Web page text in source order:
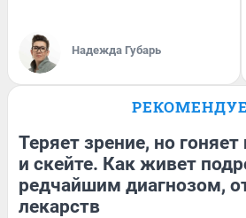
Надежда Губарь
Теряет зрение, но
и скейте. Как живет
редчайшим диагнозом,
лекарств